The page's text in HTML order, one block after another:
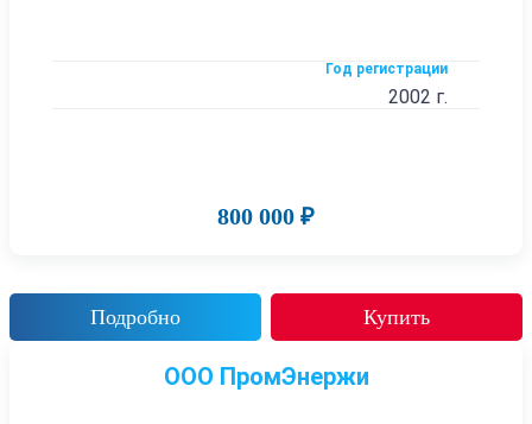
Год регистрации
2002 г.
800 000 ₽
Подробно Купить
ООО ПромЭнержи